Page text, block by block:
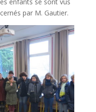
par M. Gautier.